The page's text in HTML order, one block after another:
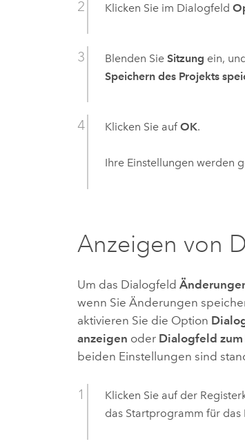
Klicken Sie im Dialogfeld
Blenden SieSitzung ein,
Speichern des Projekts
Klicken Sie aufOK.
Ihre Einstellungen werden
Anzeigen von
Um das Dialogfeld
wenn Sie Änderungen
aktivieren Sie die Option
anzeigen oder Dialogfeld
beiden Einstellungen sind
Klicken Sie auf der
das Startprogramm für